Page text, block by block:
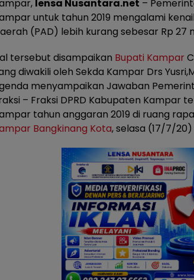
lensa Nusantara.net –
untuk tahun 2019 mengalami
(PAD) lebih kurang sebesar Rp 27
tersebut disampaikan Bupati Kampar
diwakili oleh Sekda Kampar Drs
menyampaikan Jawaban
– Fraksi DPRD Kabupaten Kampar
tahun anggaran 2019 di ruang
Bangkinang Kota, selasa (17/7/20)